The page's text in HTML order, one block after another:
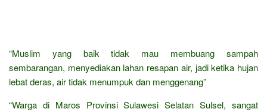
“Muslim yang baik tidak mau membuang sampah
sembarangan, menyediakan lahan resapan air, jadi ketika hujan
lebat deras, air tidak menumpuk dan menggenang”
“Warga di Maros Provinsi Sulawesi Selatan Sulsel, sangat